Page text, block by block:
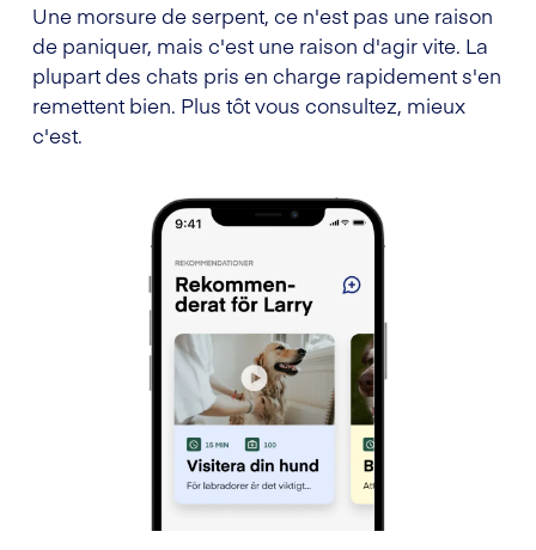
Une morsure de serpent, ce n'est pas une raison
de paniquer, mais c'est une raison d'agir vite. La
plupart des chats pris en charge rapidement s'en
remettent bien. Plus tôt vous consultez, mieux
c'est.